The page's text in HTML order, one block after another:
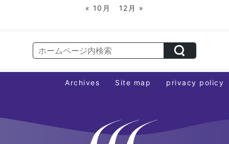
« 10月 12月 »
Archives Site map privacy policy